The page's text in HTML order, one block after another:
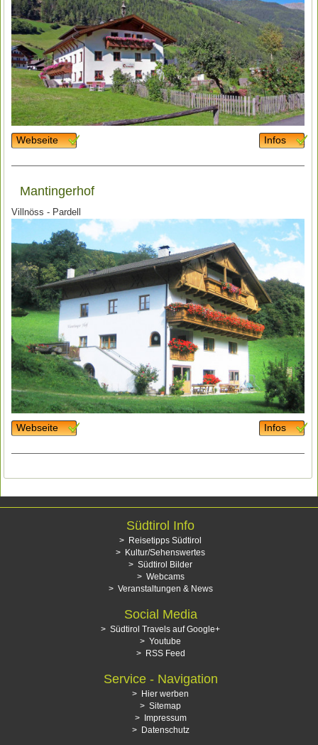
Webseite Infos
Mantingerhof
Villnöss - Pardell
Webseite Infos
Südtirol Info
Reisetipps Südtirol
Kultur/Sehenswertes
Südtirol Bilder
Webcams
Veranstaltungen & News
Social Media
Südtirol Travels auf Google+
Youtube
RSS Feed
Service - Navigation
Hier werben
Sitemap
Impressum
Datenschutz